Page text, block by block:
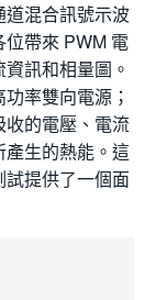
混合訊號示波
帶來 PWM 電
訊和相量圖。
率雙向電源；
的電壓、電流
生的熱能。這
提供了一個面